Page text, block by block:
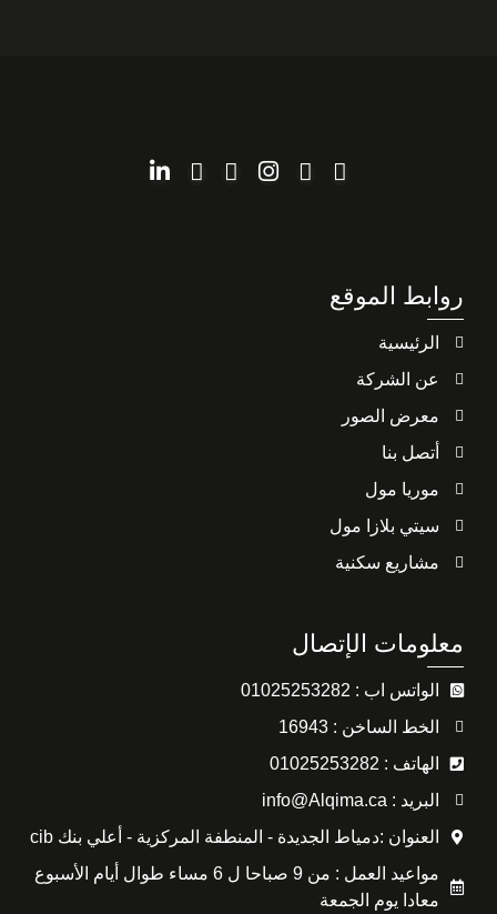
روابط الموقع
الرئيسية
عن الشركة
معرض الصور
أتصل بنا
موريا مول
سيتي بلازا مول
مشاريع سكنية
معلومات الإتصال
الواتس اب : 01025253282
الخط الساخن : 16943
الهاتف : 01025253282
البريد : info@Alqima.ca
العنوان :دمياط الجديدة - المنطفة المركزية - أعلي بنك cib
مواعيد العمل : من 9 صباحا ل 6 مساء طوال أيام الأسبوع
معادا يوم الجمعة